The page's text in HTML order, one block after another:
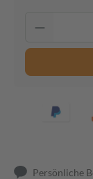
Persönliche